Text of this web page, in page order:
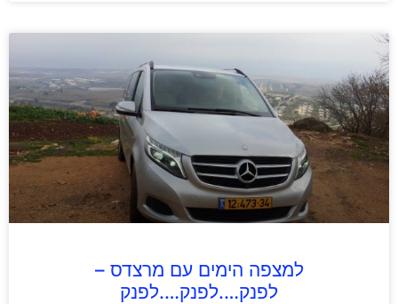
למצפה הימים עם מרצדס –
לפנק….לפנק….לפנק